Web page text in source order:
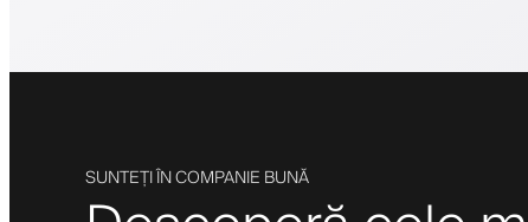
SUNTEȚI ÎN COMPANIE BUNĂ